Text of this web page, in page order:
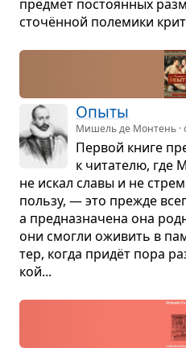
пред­мет посто­ян­ных
сточён­ной поле­мики
Опыты
Мишель де Монтень ·
Пер­вой книге
к чита­телю, где
не искал славы и не
пользу, — это прежде
а пред­на­зна­чена она
они смогли ожи­вить в
тер, когда придёт пора
кой...